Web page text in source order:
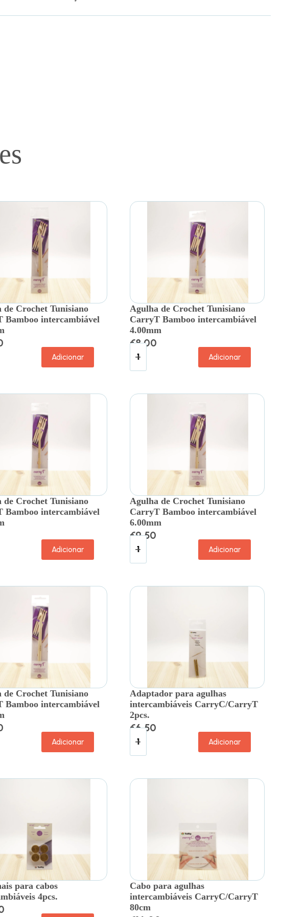
de Crochet Tunisiano
Bamboo intercambiável
Adicionar
Agulha de Crochet Tunisiano
CarryT Bamboo intercambiável
4.00mm
€8.00
Adicionar
de Crochet Tunisiano
Bamboo intercambiável
Adicionar
Agulha de Crochet Tunisiano
CarryT Bamboo intercambiável
6.00mm
€9.50
Adicionar
de Crochet Tunisiano
Bamboo intercambiável
Adicionar
Adaptador para agulhas
intercambiáveis CarryC/CarryT
2pcs.
€6.50
Adicionar
para cabos
4pcs.
Cabo para agulhas
intercambiáveis CarryC/CarryT
80cm